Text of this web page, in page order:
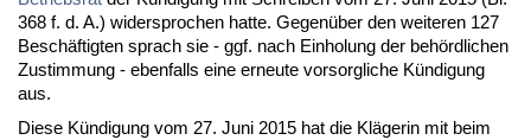
368 f. d. A.) wi­der­spro­chen hat­te. Ge­genüber den wei­te­ren 127
Beschäftig­ten sprach sie - ggf. nach Ein­ho­lung der behörd­li­chen
Zu­stim­mung - eben­falls ei­ne er­neu­te vor­sorg­li­che Kündi­gung
aus.
Die­se Kündi­gung vom 27. Ju­ni 2015 hat die Kläge­rin mit beim